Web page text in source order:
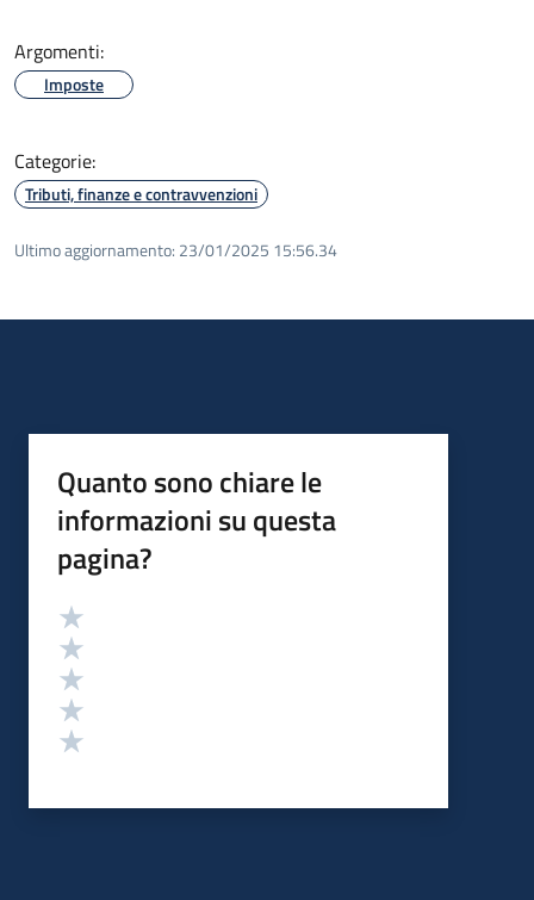
Argomenti:
Imposte
Categorie:
Tributi, finanze e contravvenzioni
Ultimo aggiornamento: 23/01/2025 15:56.34
Quanto sono chiare le
informazioni su questa
pagina?
Valutazione